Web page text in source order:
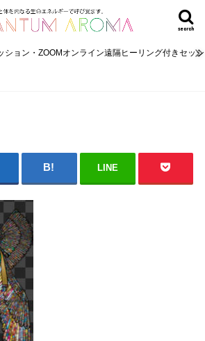
search
ション・ZOOMオンライン遠隔ヒーリング付きセッ
LINE